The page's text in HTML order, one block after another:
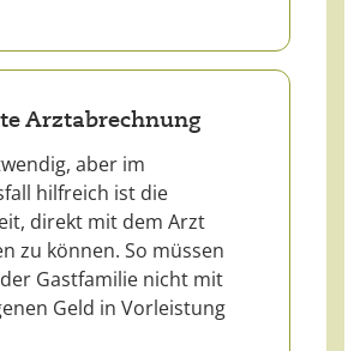
Arztabrechnung
aber im
hilfreich ist die
direkt mit dem Arzt
zu können. So müssen
Gastfamilie nicht mit
Geld in Vorleistung